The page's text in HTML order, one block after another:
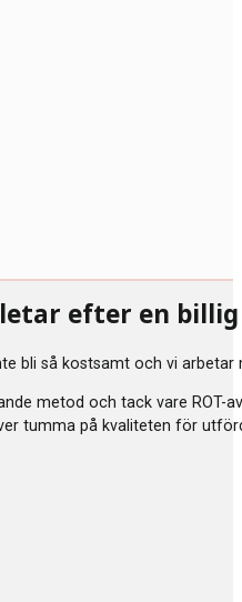
efter en
bli så kostsamt och vi
metod och tack vare ROT-
tumma på kvaliteten för